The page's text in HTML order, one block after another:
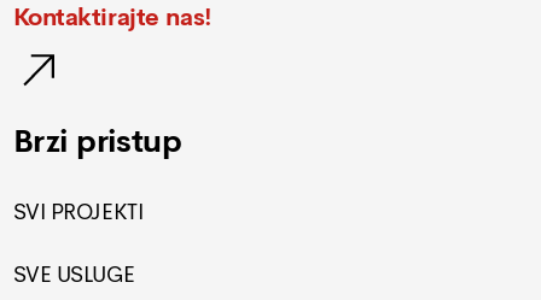
Kontaktirajte nas!
Brzi pristup
SVI PROJEKTI
SVE USLUGE